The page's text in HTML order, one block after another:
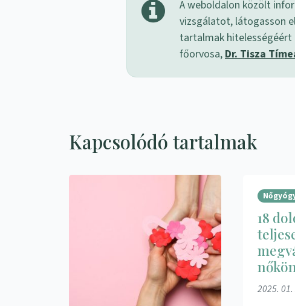
A weboldalon közölt
vizsgálatot, látogasson
tartalmak hitelességéért
főorvosa, Dr. Tisza
Kapcsolódó tartalmak
18
2025. 01.